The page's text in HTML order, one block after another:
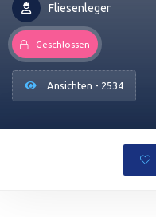
Fliesenleger
Geschlossen
Ansichten - 2534